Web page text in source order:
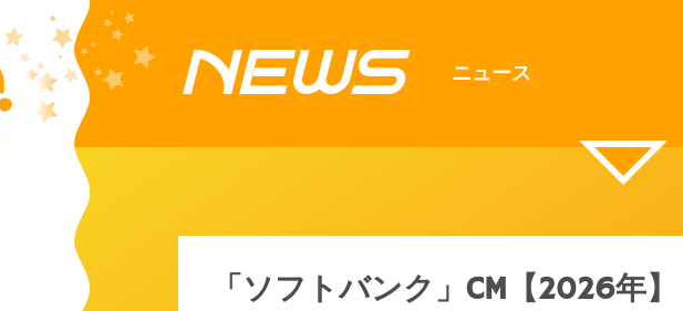
NEWS ニュース
「ソフトバンク」CM【2026年】